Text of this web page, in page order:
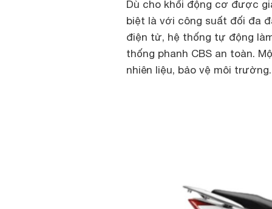
Dù cho khối động cơ được
biệt là với công suất đối đa
điện tử, hệ thống tự động
thống phanh CBS an toàn.
nhiên liệu, bảo vệ môi trường.